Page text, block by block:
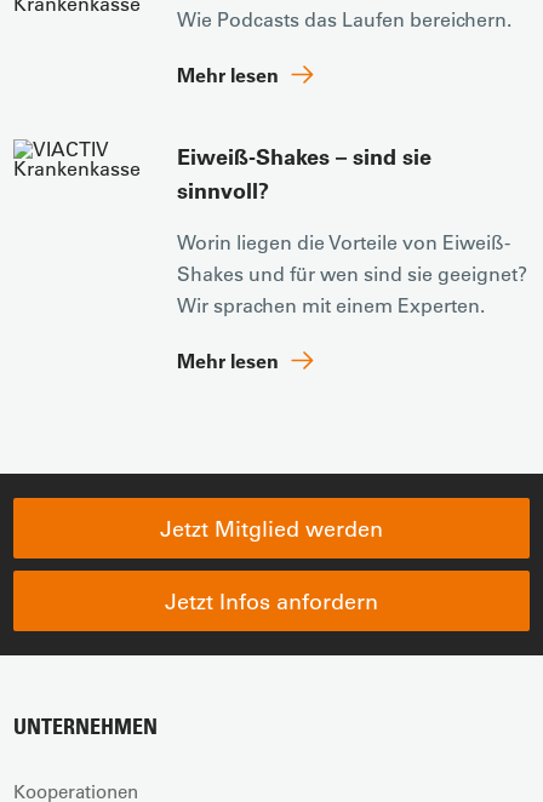
Wie Podcasts das Laufen bereichern.
Mehr lesen
Eiweiß-Shakes – sind sie
sinnvoll?
Worin liegen die Vorteile von Eiweiß-
Shakes und für wen sind sie geeignet?
Wir sprachen mit einem Experten.
Mehr lesen
Jetzt Mitglied werden
Jetzt Infos anfordern
UNTERNEHMEN
Kooperationen